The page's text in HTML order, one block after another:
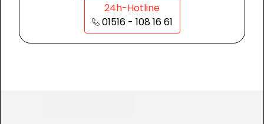
24h-Hotline
01516 - 108 16 61